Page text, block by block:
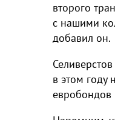
второго
с нашими
добавил он.
в этом году